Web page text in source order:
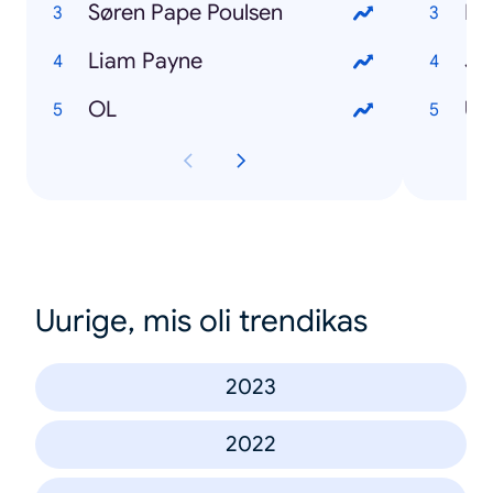
Søren Pape Poulsen
Liam Payne
OL
Uurige, mis oli trendikas
2023
2022